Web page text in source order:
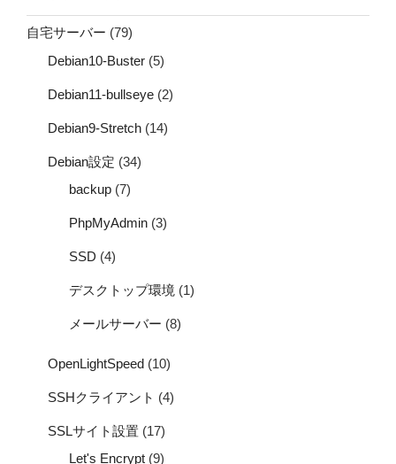
自宅サーバー (79)
Debian10-Buster (5)
Debian11-bullseye (2)
Debian9-Stretch (14)
Debian設定 (34)
backup (7)
PhpMyAdmin (3)
SSD (4)
デスクトップ環境 (1)
メールサーバー (8)
OpenLightSpeed (10)
SSHクライアント (4)
SSLサイト設置 (17)
Let's Encrypt (9)